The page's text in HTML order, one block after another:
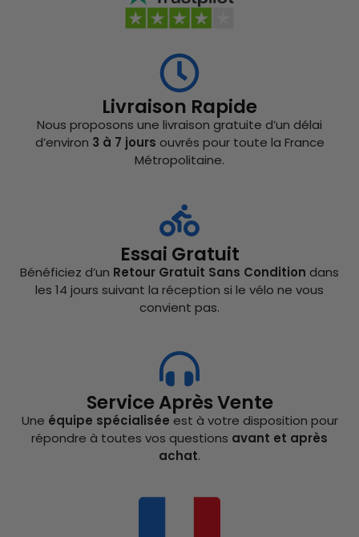
Livraison Rapide
Nous proposons une livraison gratuite d’un délai
d’environ 3 à 7 jours ouvrés pour toute la France
Métropolitaine.
Essai Gratuit
Bénéficiez d’un Retour Gratuit Sans Condition dans
les 14 jours suivant la réception si le vélo ne vous
convient pas.
Service Après Vente
Une équipe spécialisée est à votre disposition pour
répondre à toutes vos questions avant et après
achat.